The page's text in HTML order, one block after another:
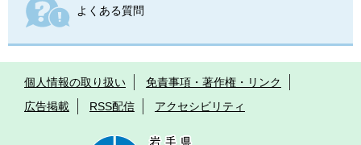
よくある質問
個人情報の取り扱い
免責事項・著作権・リンク
広告掲載
RSS配信 アクセシビリティ